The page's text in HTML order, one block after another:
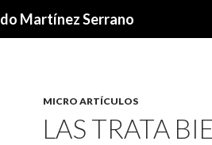
Martínez Serrano
MICRO ARTÍCULOS
LAS TRATA